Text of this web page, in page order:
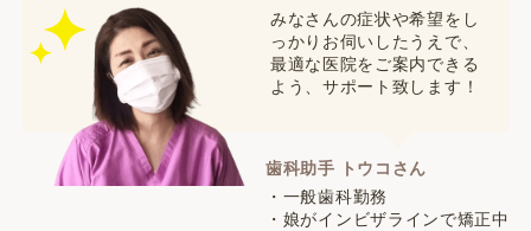
みなさんの症状や希望をし
っかりお伺いしたうえで、
最適な医院をご案内できる
よう、サポート致します！
歯科助手 トウコさん
・一般歯科勤務
・娘がインビザラインで矯正中